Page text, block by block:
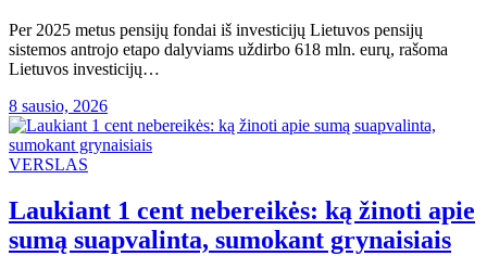
Per 2025 metus pensijų fondai iš investicijų Lietuvos pensijų
sistemos antrojo etapo dalyviams uždirbo 618 mln. eurų, rašoma
Lietuvos investicijų…
8 sausio, 2026
VERSLAS
Laukiant 1 cent nebereikės: ką žinoti apie
sumą suapvalinta, sumokant grynaisiais